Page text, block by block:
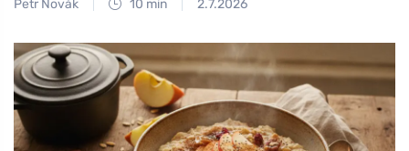
Petr Novák 10 min 2.7.2026